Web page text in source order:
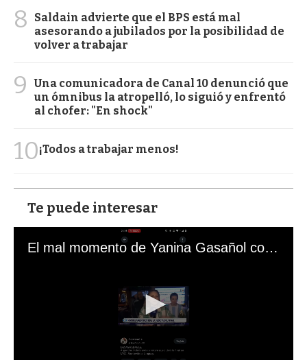
8
Saldain advierte que el BPS está mal
asesorando a jubilados por la posibilidad de
volver a trabajar
9
Una comunicadora de Canal 10 denunció que
un ómnibus la atropelló, lo siguió y enfrentó
al chofer: "En shock"
10¡Todos a trabajar menos!
Te puede interesar
El mal momento de Yanina Gasañol con un hincha argentino en "Subrayado"